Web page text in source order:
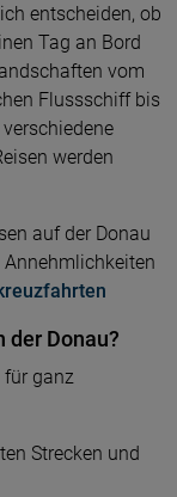
entscheiden, ob
Tag an Bord
vom
Flussschiff bis
werden
auf der Donau
der Donau?
für ganz
Strecken und